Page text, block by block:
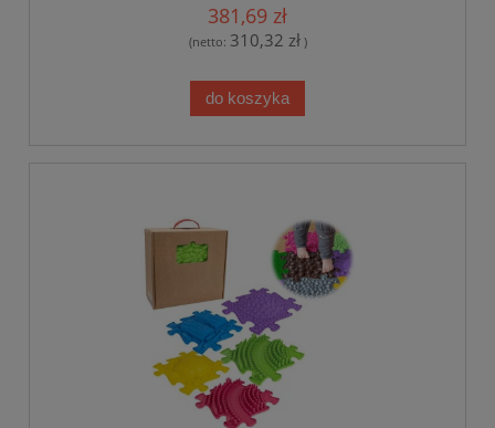
381,69 zł
(netto: 310,32 zł)
do koszyka